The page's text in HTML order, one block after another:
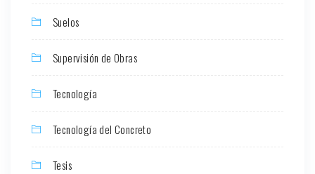
Suelos
Supervisión de Obras
Tecnología
Tecnología del Concreto
Tesis